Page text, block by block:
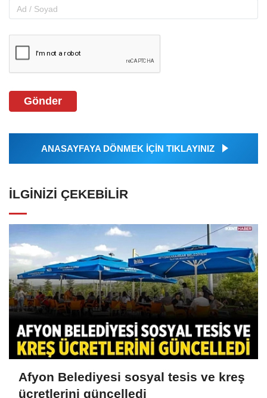
Gönder
ANASAYFAYA DÖNMEK İÇİN TIKLAYINIZ
İLGINIZI ÇEKEBILIR
Afyon Belediyesi sosyal tesis ve kreş
ücretlerini güncelledi